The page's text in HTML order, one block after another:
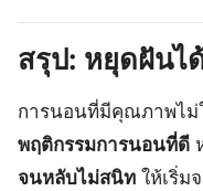
สรุป: หยุดฝันไ
การนอนที่มีคุณภาพไม่
พฤติกรรมการนอนที่ดี
จนหลับไม่สนิท ให้เริ่ม